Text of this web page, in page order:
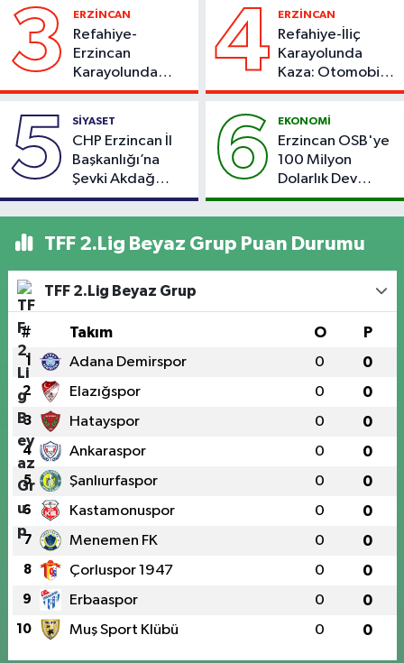
3 ERZİNCAN
Refahiye-
Erzincan
Karayolunda
Kaza: Otomobil
2 Kişi Yaralandı
4 ERZİNCAN
Refahiye-İliç
Karayolunda
Kaza: Otomobil
Yoldan Çıktı, 6
5 SİYASET
CHP Erzincan İl
Başkanlığı’na
Şevki Akdağ
Atandı!
6 EKONOMİ
Erzincan OSB'ye
100 Milyon
Dolarlık Dev
Yatırım: Bin Kişiye
İstihdam
Hedefleniyor
TFF 2.Lig Beyaz Grup Puan Durumu
TFF 2.Lig Beyaz Grup
# Takım O P
1 Adana Demirspor 0 0
2 Elazığspor 0 0
3 Hatayspor 0 0
4 Ankaraspor 0 0
5 Şanlıurfaspor 0 0
6 Kastamonuspor 0 0
7 Menemen FK 0 0
8 Çorluspor 1947 0 0
9 Erbaaspor 0 0
10 Muş Sport Klübü 0 0